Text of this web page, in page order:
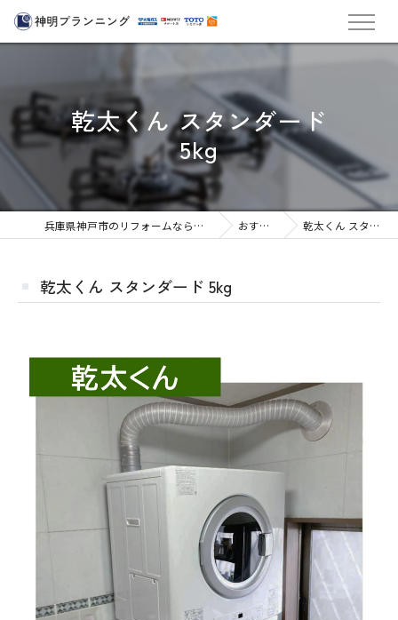
乾太くん スタンダード
5kg
兵庫県神戸市のリフォームなら株式会社神明プランニング おすすめ商品 乾太くん スタンダード 5kg
乾太くん スタンダード 5kg